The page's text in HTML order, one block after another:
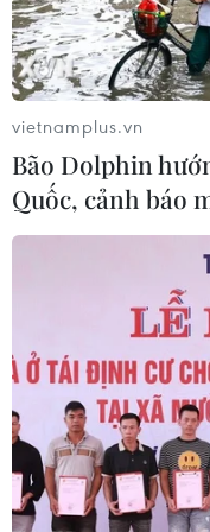
Italy và Hy Lạp trở
của virus Tây sông
06/08/2026 13:24
Bão Dolphin
Trung Quốc, cảnh
06/08/2026 08:36
Làn sóng tấn công
các quỹ đầu cơ lớn
06/08/2026 06:47
vietnamplus.vn
Bão Dolphin
Quốc, cảnh báo